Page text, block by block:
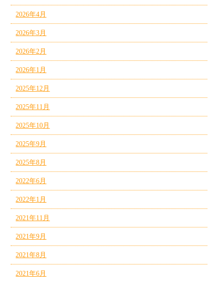
2026年4月
2026年3月
2026年2月
2026年1月
2025年12月
2025年11月
2025年10月
2025年9月
2025年8月
2022年6月
2022年1月
2021年11月
2021年9月
2021年8月
2021年6月